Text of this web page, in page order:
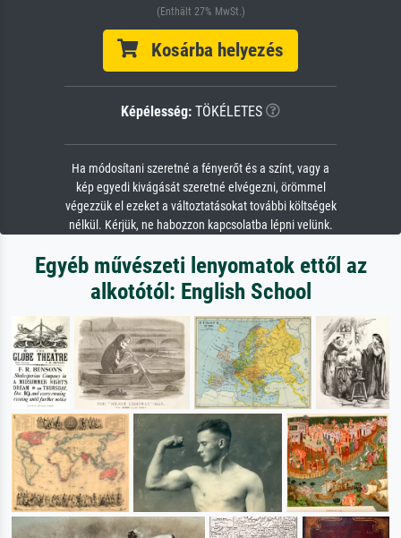
(Enthält 27% MwSt.)
Kosárba helyezés
Képélesség: TÖKÉLETES
Ha módosítani szeretné a fényerőt és a színt, vagy a
kép egyedi kivágását szeretné elvégezni, örömmel
végezzük el ezeket a változtatásokat további költségek
nélkül. Kérjük, ne habozzon kapcsolatba lépni velünk.
Egyéb művészeti lenyomatok ettől az
alkotótól: English School